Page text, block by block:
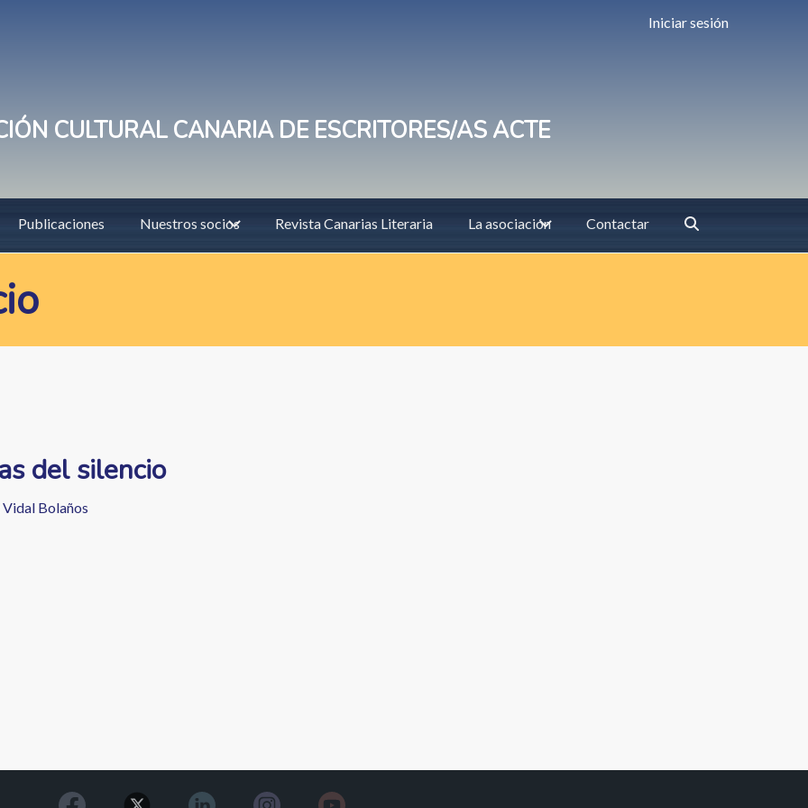
Iniciar sesión
CULTURAL CANARIA DE ESCRITORES/AS ACTE
Publicaciones Nuestros socios Revista Canarias Literaria La asociación Contactar
del silencio
Vidal Bolaños